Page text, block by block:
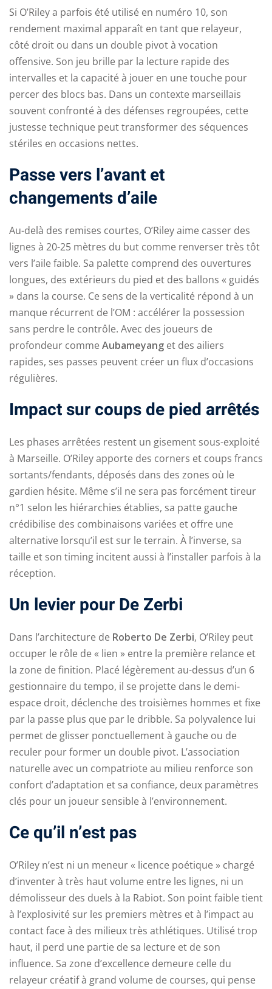
Si O’Riley a parfois été utilisé en numéro 10, son
rendement maximal apparaît en tant que relayeur,
côté droit ou dans un double pivot à vocation
offensive. Son jeu brille par la lecture rapide des
intervalles et la capacité à jouer en une touche pour
percer des blocs bas. Dans un contexte marseillais
souvent confronté à des défenses regroupées, cette
justesse technique peut transformer des séquences
stériles en occasions nettes.
Passe vers l’avant et
changements d’aile
Au-delà des remises courtes, O’Riley aime casser des
lignes à 20-25 mètres du but comme renverser très tôt
vers l’aile faible. Sa palette comprend des ouvertures
longues, des extérieurs du pied et des ballons « guidés
» dans la course. Ce sens de la verticalité répond à un
manque récurrent de l’OM : accélérer la possession
sans perdre le contrôle. Avec des joueurs de
profondeur comme Aubameyang et des ailiers
rapides, ses passes peuvent créer un flux d’occasions
régulières.
Impact sur coups de pied arrêtés
Les phases arrêtées restent un gisement sous-exploité
à Marseille. O’Riley apporte des corners et coups francs
sortants/fendants, déposés dans des zones où le
gardien hésite. Même s’il ne sera pas forcément tireur
n°1 selon les hiérarchies établies, sa patte gauche
crédibilise des combinaisons variées et offre une
alternative lorsqu’il est sur le terrain. À l’inverse, sa
taille et son timing incitent aussi à l’installer parfois à la
réception.
Un levier pour De Zerbi
Dans l’architecture de Roberto De Zerbi, O’Riley peut
occuper le rôle de « lien » entre la première relance et
la zone de finition. Placé légèrement au-dessus d’un 6
gestionnaire du tempo, il se projette dans le demi-
espace droit, déclenche des troisièmes hommes et fixe
par la passe plus que par le dribble. Sa polyvalence lui
permet de glisser ponctuellement à gauche ou de
reculer pour former un double pivot. L’association
naturelle avec un compatriote au milieu renforce son
confort d’adaptation et sa confiance, deux paramètres
clés pour un joueur sensible à l’environnement.
Ce qu’il n’est pas
O’Riley n’est ni un meneur « licence poétique » chargé
d’inventer à très haut volume entre les lignes, ni un
démolisseur des duels à la Rabiot. Son point faible tient
à l’explosivité sur les premiers mètres et à l’impact au
contact face à des milieux très athlétiques. Utilisé trop
haut, il perd une partie de sa lecture et de son
influence. Sa zone d’excellence demeure celle du
relayeur créatif à grand volume de courses, qui pense